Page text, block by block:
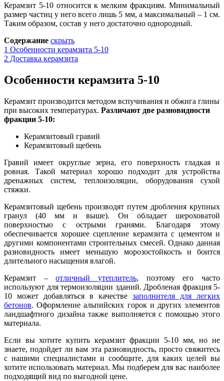
Керамзит 5-10 относится к мелким фракциям. Минимальный
размер частиц у него всего лишь 5 мм, а максимальный – 1 см.
Таким образом, состав у него достаточно однородный.
Содержание скрыть
1 Особенности керамзита 5-10
2 Доставка керамзита
Особенности керамзита 5-10
Керамзит производится методом вспучивания и обжига глины
при высоких температурах. Различают две разновидности
фракции 5-10:
Керамзитовый гравий
Керамзитовый щебень
Гравий имеет округлые зерна, его поверхность гладкая и
ровная. Такой материал хорошо подходит для устройства
дренажных систем, теплоизоляции, оборудования сухой
стяжки.
Керамзитовый щебень производят путем дробления крупных
гранул (40 мм и выше). Он обладает шероховатой
поверхностью с острыми гранями. Благодаря этому
обеспечивается хорошее сцепление керамзита с цементом и
другими компонентами строительных смесей. Однако данная
разновидность имеет меньшую морозостойкость и боится
длительного насыщения влагой.
Керамзит –отличный утеплитель, поэтому его часто
используют для термоизоляции зданий. Дробленая фракция 5-
10 может добавляться в качестве заполнителя для легких
бетонов. Оформление альпийских горок и других элементов
ландшафтного дизайна также выполняется с помощью этого
материала.
Если вы хотите купить керамзит фракции 5-10 мм, но не
знаете, подойдет ли вам эта разновидность, просто свяжитесь
с нашими специалистами и сообщите, для каких целей вы
хотите использовать материал. Мы подберем для вас наиболее
подходящий вид по выгодной цене.